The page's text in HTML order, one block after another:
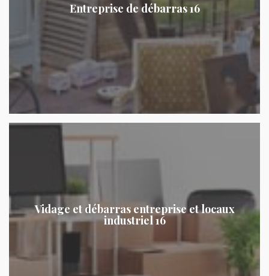
Entreprise de débarras 16
Vidage et débarras entreprise et locaux
industriel 16